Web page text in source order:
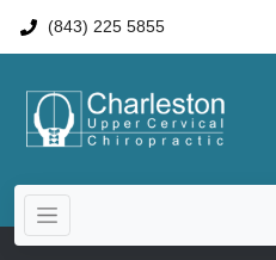
(843) 225 5855